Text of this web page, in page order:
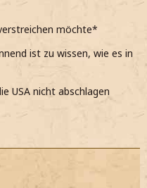
möchte*
ist zu wissen, wie es in
USA nicht abschlagen